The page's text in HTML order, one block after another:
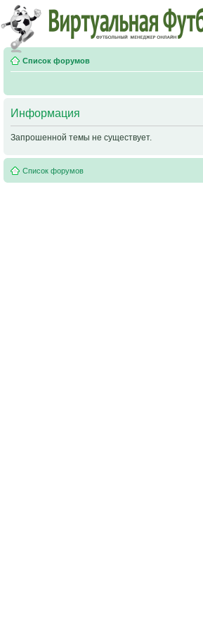
Список форумов
Информация
Запрошенной темы не существует.
Список форумов